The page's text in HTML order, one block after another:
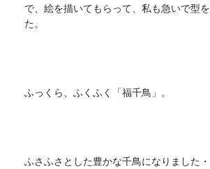
で、絵を描いてもらって、 私も急いで型
た。
ふっくら、ふくふく「福千鳥」。
ふさふさとした豊かな千鳥になりました・